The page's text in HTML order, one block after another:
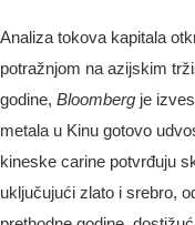
Analiza tokova kapitala
potražnjom na azijskim
godine, Bloomberg je
metala u Kinu gotovo
kineske carine potvrđuju
uključujući zlato i srebro,